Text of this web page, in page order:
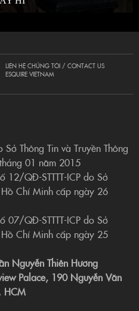
LIÊN HỆ CHÚNG TÔI / CONTACT US
ESQUIRE VIETNAM
Thông Tin và Truyền Thông
01 năm 2015
12/QĐ-STTTT-ICP do Sở
Hồ Chí Minh cấp ngày 26
07/QĐ-STTTT-ICP do Sở
Hồ Chí Minh cấp ngày 25
Nguyễn Thiên Hương
Palace, 190 Nguyễn Văn
HCM